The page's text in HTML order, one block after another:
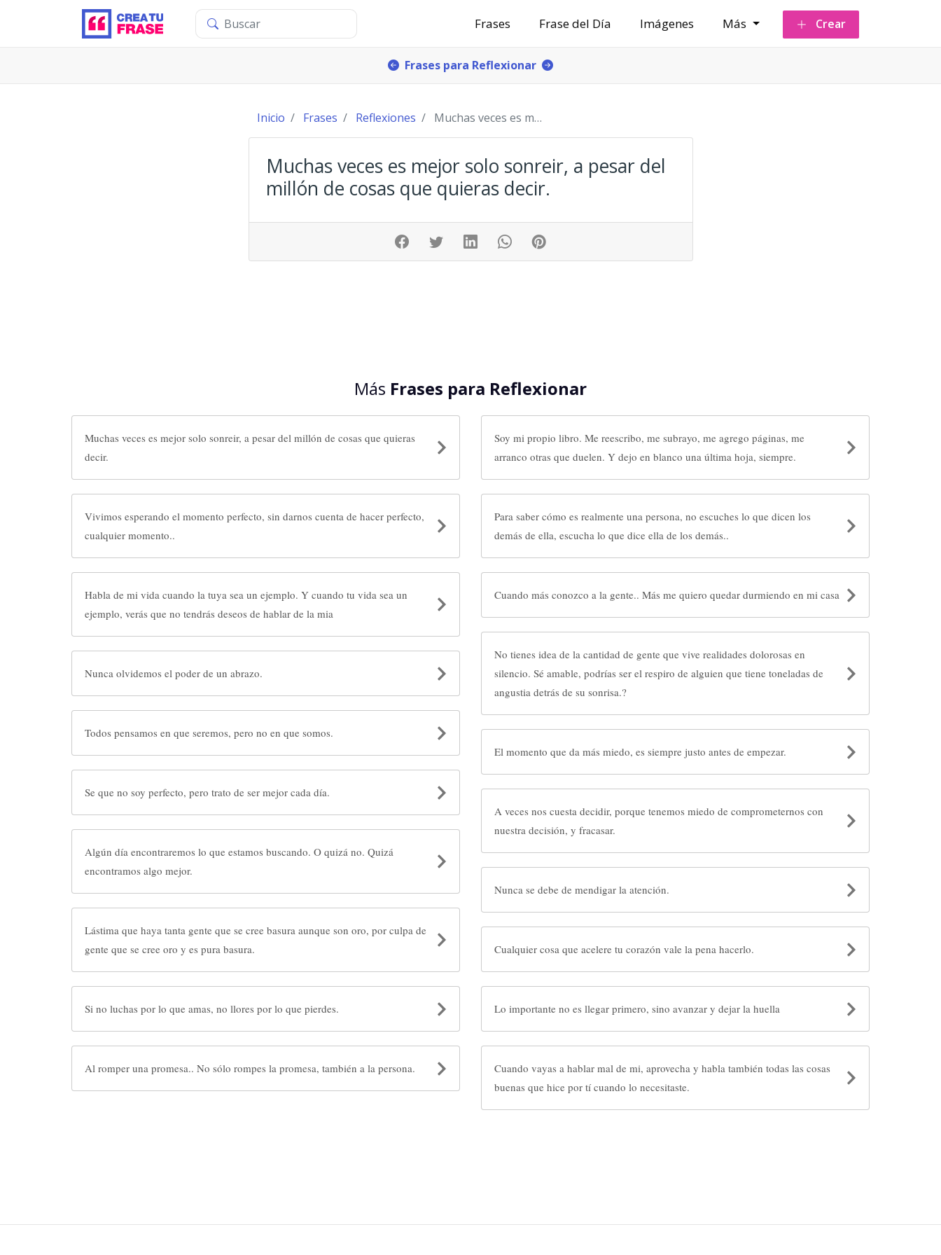
Frases Frase del Día Imágenes Más Crear
Frases para Reflexionar
Inicio Frases Reflexiones Muchas veces es mejor solo sonreir, a pesar del mi
Muchas veces es mejor solo sonreir, a pesar del
millón de cosas que quieras decir.
Más Frases para Reflexionar
Muchas veces es mejor solo sonreir, a pesar del millón de cosas que quieras
decir.
Vivimos esperando el momento perfecto, sin darnos cuenta de hacer perfecto,
cualquier momento..
Habla de mi vida cuando la tuya sea un ejemplo. Y cuando tu vida sea un
ejemplo, verás que no tendrás deseos de hablar de la mia
Nunca olvidemos el poder de un abrazo.
Todos pensamos en que seremos, pero no en que somos.
Se que no soy perfecto, pero trato de ser mejor cada día.
Algún día encontraremos lo que estamos buscando. O quizá no. Quizá
encontramos algo mejor.
Lástima que haya tanta gente que se cree basura aunque son oro, por culpa de
gente que se cree oro y es pura basura.
Si no luchas por lo que amas, no llores por lo que pierdes.
Al romper una promesa.. No sólo rompes la promesa, también a la persona.
Soy mi propio libro. Me reescribo, me subrayo, me agrego páginas, me
arranco otras que duelen. Y dejo en blanco una última hoja, siempre.
Para saber cómo es realmente una persona, no escuches lo que dicen los
demás de ella, escucha lo que dice ella de los demás..
Cuando más conozco a la gente.. Más me quiero quedar durmiendo en mi casa
No tienes idea de la cantidad de gente que vive realidades dolorosas en
silencio. Sé amable, podrías ser el respiro de alguien que tiene toneladas de
angustia detrás de su sonrisa.?
El momento que da más miedo, es siempre justo antes de empezar.
A veces nos cuesta decidir, porque tenemos miedo de comprometernos con
nuestra decisión, y fracasar.
Nunca se debe de mendigar la atención.
Cualquier cosa que acelere tu corazón vale la pena hacerlo.
Lo importante no es llegar primero, sino avanzar y dejar la huella
Cuando vayas a hablar mal de mi, aprovecha y habla también todas las cosas
buenas que hice por tí cuando lo necesitaste.